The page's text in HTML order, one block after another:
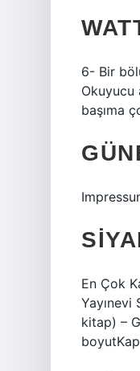
6- Bir
Okuyucu
başıma
En Çok
kitap) –